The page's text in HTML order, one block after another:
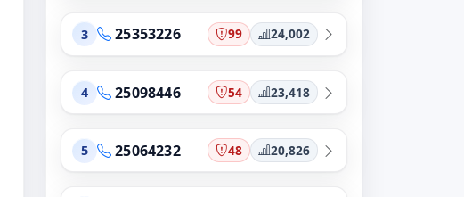
3 25353226 99 24,002
4 25098446 54 23,418
5 25064232 48 20,826